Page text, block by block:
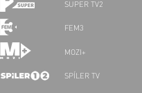
SUPER TV2
FEM3
MOZI+
SPÍLER TV